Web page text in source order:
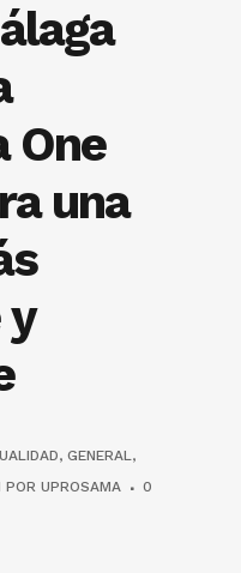
One
una
y
, GENERAL,
POR UPROSAMA
0